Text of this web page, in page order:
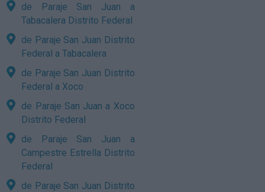
de Paraje San Juan a
Tabacalera Distrito Federal
de Paraje San Juan Distrito
Federal a Tabacalera
de Paraje San Juan Distrito
Federal a Xoco
de Paraje San Juan a Xoco
Distrito Federal
de Paraje San Juan a
Campestre Estrella Distrito
Federal
de Paraje San Juan Distrito